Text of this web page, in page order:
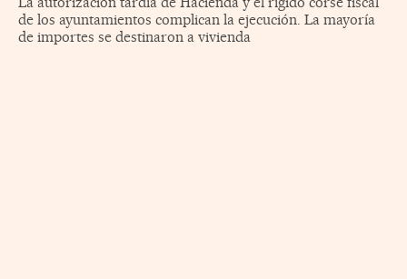
de los ayuntamientos complican la ejecución. La mayoría
de importes se destinaron a vivienda